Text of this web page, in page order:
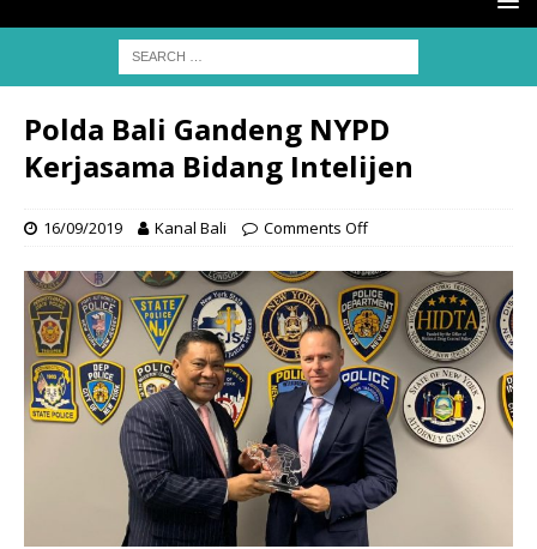
Polda Bali Gandeng NYPD
Kerjasama Bidang Intelijen
16/09/2019 Kanal Bali Comments Off